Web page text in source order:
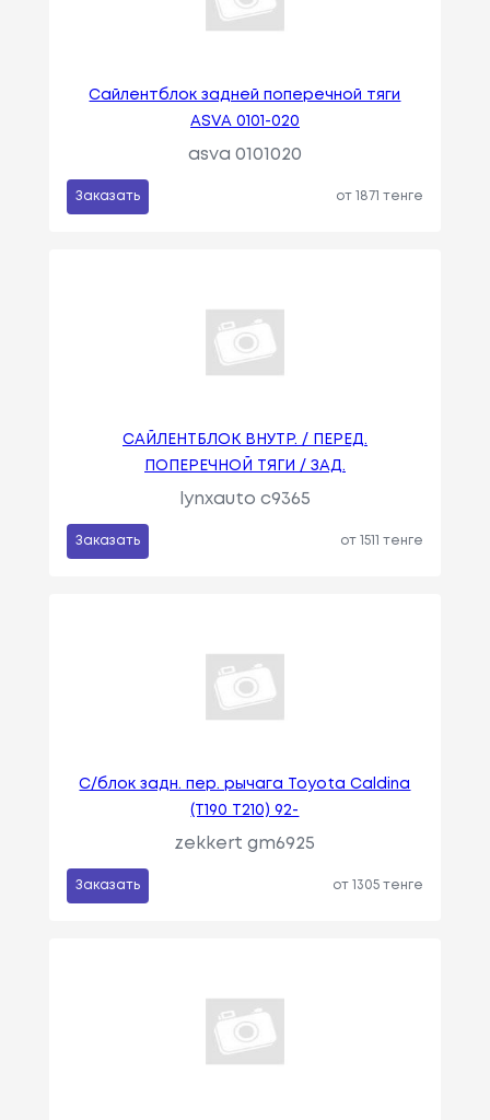
Сайлентблок задней поперечной тяги
ASVA 0101-020
asva 0101020
Заказать от 1871 тенге
САЙЛЕНТБЛОК ВНУТР. / ПЕРЕД.
ПОПЕРЕЧНОЙ ТЯГИ / ЗАД.
lynxauto c9365
Заказать от 1511 тенге
С/блок задн. пер. рычага Toyota Caldina
(T190 T210) 92-
zekkert gm6925
Заказать от 1305 тенге